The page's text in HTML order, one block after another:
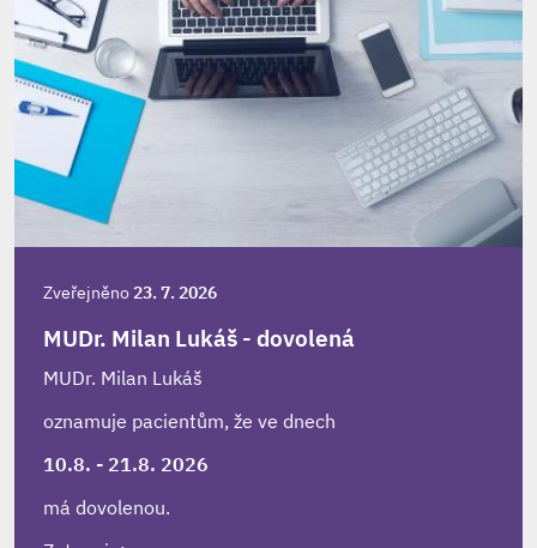
Zveřejněno23. 7. 2026
MUDr. Milan Lukáš - dovolená
MUDr. Milan Lukáš
oznamuje pacientům, že ve dnech
10.8. - 21.8. 2026
má dovolenou.